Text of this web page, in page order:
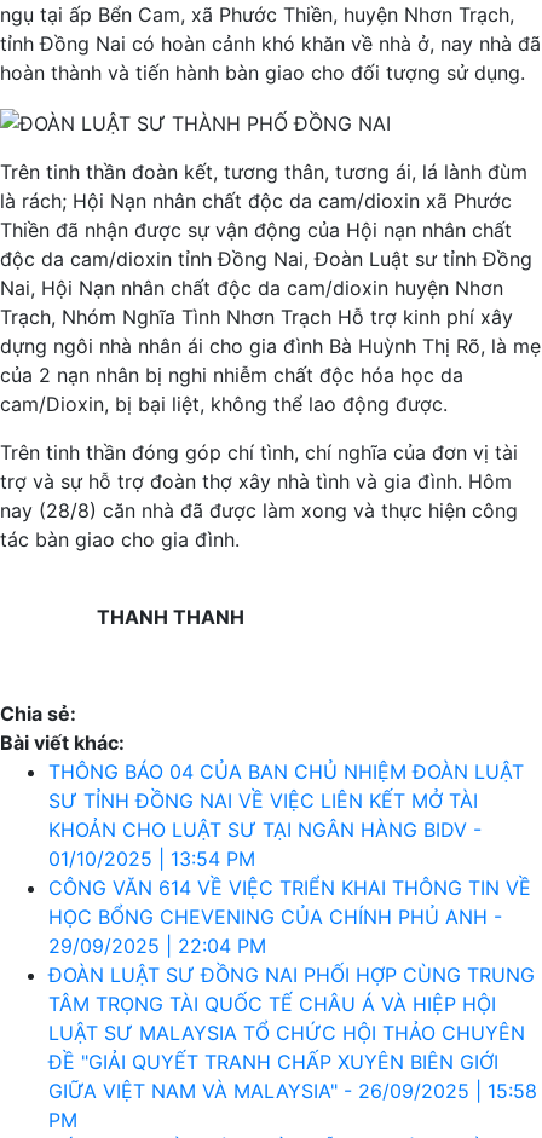
ngụ tại ấp Bển Cam, xã Phước Thiền, huyện Nhơn Trạch,
tỉnh Đồng Nai có hoàn cảnh khó khăn về nhà ở, nay nhà đã
hoàn thành và tiến hành bàn giao cho đối tượng sử dụng.
Trên tinh thần đoàn kết, tương thân, tương ái, lá lành đùm
là rách; Hội Nạn nhân chất độc da cam/dioxin xã Phước
Thiền đã nhận được sự vận động của Hội nạn nhân chất
độc da cam/dioxin tỉnh Đồng Nai, Đoàn Luật sư tỉnh Đồng
Nai, Hội Nạn nhân chất độc da cam/dioxin huyện Nhơn
Trạch, Nhóm Nghĩa Tình Nhơn Trạch Hỗ trợ kinh phí xây
dựng ngôi nhà nhân ái cho gia đình Bà Huỳnh Thị Rõ, là mẹ
của 2 nạn nhân bị nghi nhiễm chất độc hóa học da
cam/Dioxin, bị bại liệt, không thể lao động được.
Trên tinh thần đóng góp chí tình, chí nghĩa của đơn vị tài
trợ và sự hỗ trợ đoàn thợ xây nhà tình và gia đình. Hôm
nay (28/8) căn nhà đã được làm xong và thực hiện công
tác bàn giao cho gia đình.
THANH THANH
Chia sẻ:
Bài viết khác:
THÔNG BÁO 04 CỦA BAN CHỦ NHIỆM ĐOÀN LUẬT
SƯ TỈNH ĐỒNG NAI VỀ VIỆC LIÊN KẾT MỞ TÀI
KHOẢN CHO LUẬT SƯ TẠI NGÂN HÀNG BIDV -
01/10/2025 | 13:54 PM
CÔNG VĂN 614 VỀ VIỆC TRIỂN KHAI THÔNG TIN VỀ
HỌC BỔNG CHEVENING CỦA CHÍNH PHỦ ANH -
29/09/2025 | 22:04 PM
ĐOÀN LUẬT SƯ ĐỒNG NAI PHỐI HỢP CÙNG TRUNG
TÂM TRỌNG TÀI QUỐC TẾ CHÂU Á VÀ HIỆP HỘI
LUẬT SƯ MALAYSIA TỔ CHỨC HỘI THẢO CHUYÊN
ĐỀ "GIẢI QUYẾT TRANH CHẤP XUYÊN BIÊN GIỚI
GIỮA VIỆT NAM VÀ MALAYSIA" - 26/09/2025 | 15:58
PM